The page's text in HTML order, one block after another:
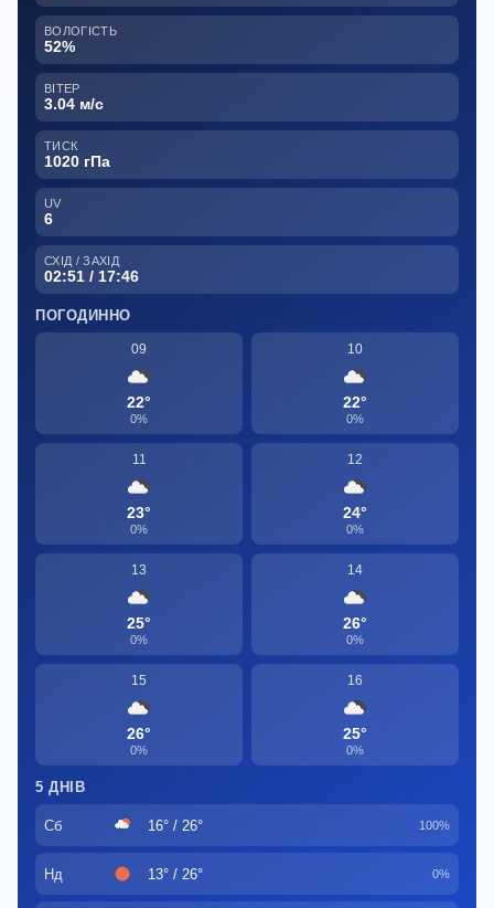
ВОЛОГІСТЬ
52%
ВІТЕР
3.04 м/с
ТИСК
1020 гПа
UV
6
СХІД / ЗАХІД
02:51 / 17:46
ПОГОДИННО
09
22°
0%
10
22°
0%
11
23°
0%
12
24°
0%
13
25°
0%
14
26°
0%
15
26°
0%
16
25°
0%
5 ДНІВ
Сб 16° / 26° 100%
Нд 13° / 26° 0%